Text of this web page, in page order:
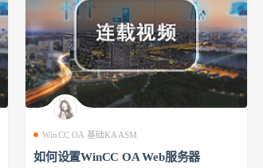
WinCC OA 基础KAASM
如何设置WinCC OA Web服务器